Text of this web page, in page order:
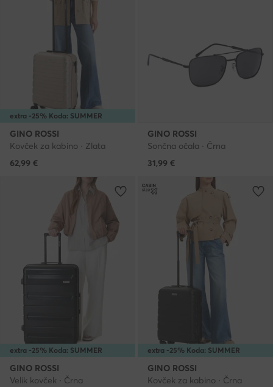
extra -25% Koda: SUMMER
GINO ROSSI
Kovček za kabino · Zlata
62,99 €
GINO ROSSI
Sončna očala · Črna
31,99 €
extra -25% Koda: SUMMER
GINO ROSSI
Velik kovček · Črna
extra -25% Koda: SUMMER
GINO ROSSI
Kovček za kabino · Črna